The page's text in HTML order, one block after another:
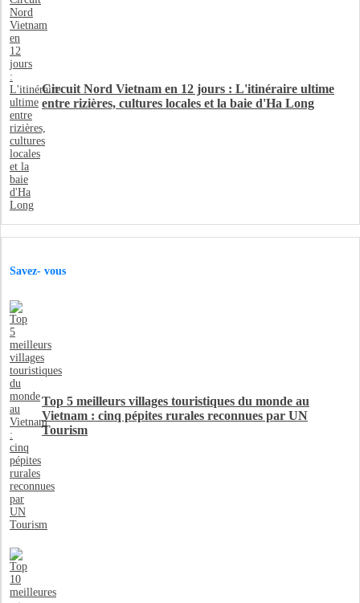
Circuit Nord Vietnam en 12 jours : L'itinéraire ultime
entre rizières, cultures locales et la baie d'Ha Long
Savez- vous
Top 5 meilleurs villages touristiques du monde au
Vietnam : cinq pépites rurales reconnues par UN
Tourism